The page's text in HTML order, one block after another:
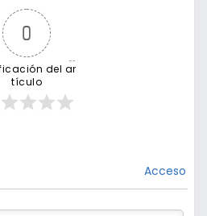
0
del ar
tículo
Acceso